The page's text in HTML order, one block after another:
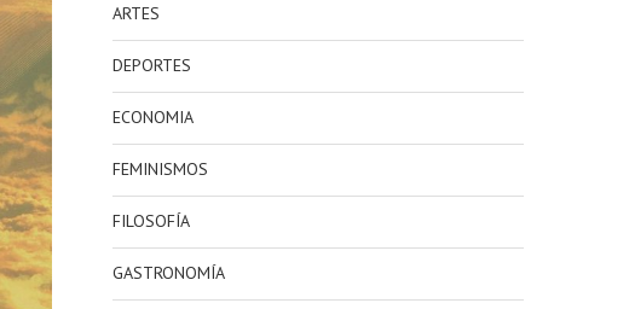
ARTES
DEPORTES
ECONOMIA
FEMINISMOS
FILOSOFÍA
GASTRONOMÍA